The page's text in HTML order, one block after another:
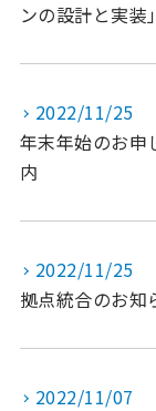
ンの設計と実装
2022/11/25
年末年始のお申
内
2022/11/25
拠点統合のお知
2022/11/07